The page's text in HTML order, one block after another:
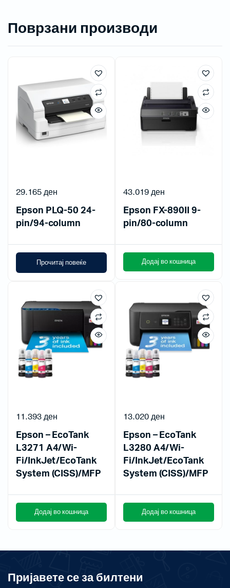
Поврзани производи
Epson PLQ-50 24-
pin/94-column
29.165ден
Прочитај повеќе
Epson FX-890II 9-
pin/80-column
43.019ден
Додај во кошница
Epson – EcoTank
L3271 A4/Wi-
Fi/InkJet/EcoTank
System (CISS)/MFP
11.393ден
Додај во кошница
Epson – EcoTank
L3280 A4/Wi-
Fi/InkJet/EcoTank
System (CISS)/MFP
13.020ден
Додај во кошница
Пријавете се за билтени